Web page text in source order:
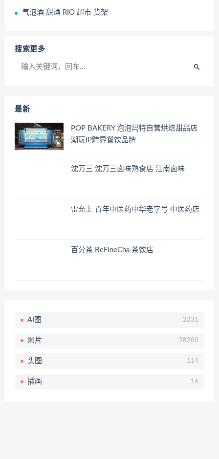
气泡酒 甜酒 RIO 超市 货架
搜索更多
最新
POP BAKERY 泡泡玛特自营烘焙甜品店
潮玩IP跨界餐饮品牌
沈万三 沈万三卤味熟食店 江南卤味
雷允上 百年中医药中华老字号 中医药店
百分茶 BeFineCha 茶饮店
AI图 2231
图片 28200
头图 114
插画 16